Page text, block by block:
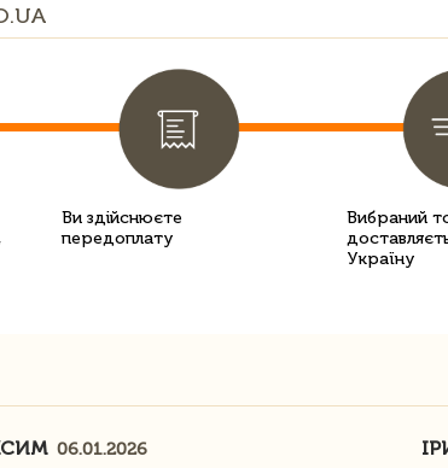
Ви здійснюєте
передоплату
Вибраний
Україну
06.01.2026